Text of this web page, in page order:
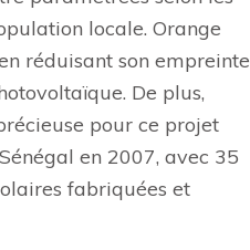
locale. Orange
réduisant son empreinte
De plus,
pour ce projet
en 2007, avec 35
fabriquées et